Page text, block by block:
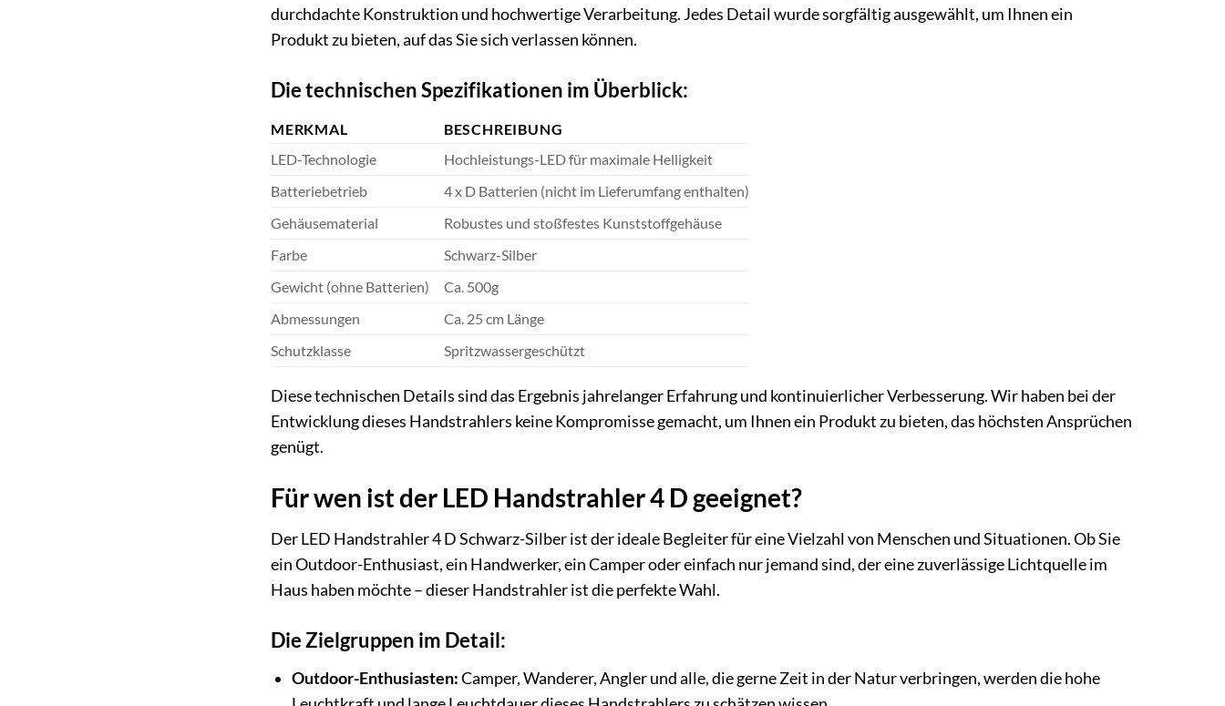
durchdachte Konstruktion und hochwertige Verarbeitung. Jedes Detail wurde sorgfältig ausgewählt, um Ihnen ein
Produkt zu bieten, auf das Sie sich verlassen können.
Die technischen Spezifikationen im Überblick:
MERKMAL
BESCHREIBUNG
LED-Technologie
Hochleistungs-LED für maximale Helligkeit
Batteriebetrieb
4 x D Batterien (nicht im Lieferumfang enthalten)
Gehäusematerial
Robustes und stoßfestes Kunststoffgehäuse
Farbe
Schwarz-Silber
Gewicht (ohne Batterien)
Ca. 500g
Abmessungen
Ca. 25 cm Länge
Schutzklasse
Spritzwassergeschützt
Diese technischen Details sind das Ergebnis jahrelanger Erfahrung und kontinuierlicher Verbesserung. Wir haben bei der
Entwicklung dieses Handstrahlers keine Kompromisse gemacht, um Ihnen ein Produkt zu bieten, das höchsten Ansprüchen
genügt.
Für wen ist der LED Handstrahler 4 D geeignet?
Der LED Handstrahler 4 D Schwarz-Silber ist der ideale Begleiter für eine Vielzahl von Menschen und Situationen. Ob Sie
ein Outdoor-Enthusiast, ein Handwerker, ein Camper oder einfach nur jemand sind, der eine zuverlässige Lichtquelle im
Haus haben möchte – dieser Handstrahler ist die perfekte Wahl.
Die Zielgruppen im Detail:
Outdoor-Enthusiasten:Camper, Wanderer, Angler und alle, die gerne Zeit in der Natur verbringen, werden die hohe